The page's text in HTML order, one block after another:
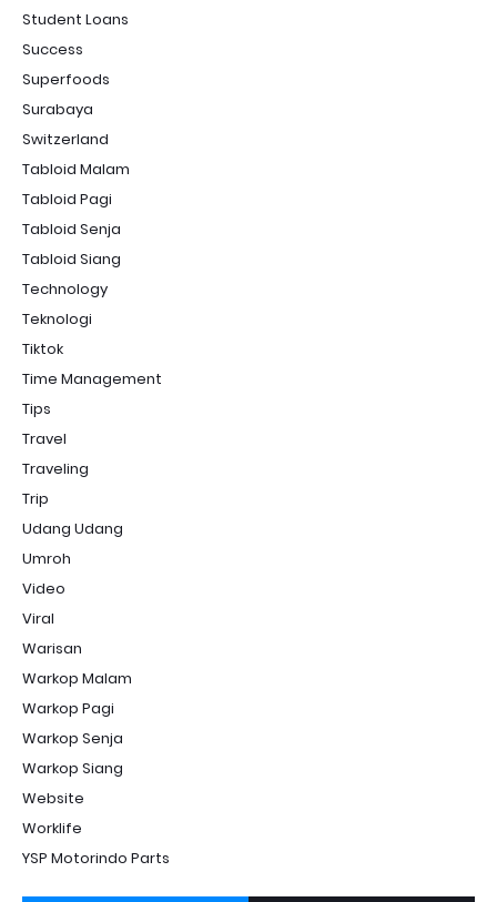
Student Loans
Success
Superfoods
Surabaya
Switzerland
Tabloid Malam
Tabloid Pagi
Tabloid Senja
Tabloid Siang
Technology
Teknologi
Tiktok
Time Management
Tips
Travel
Traveling
Trip
Udang Udang
Umroh
Video
Viral
Warisan
Warkop Malam
Warkop Pagi
Warkop Senja
Warkop Siang
Website
Worklife
YSP Motorindo Parts